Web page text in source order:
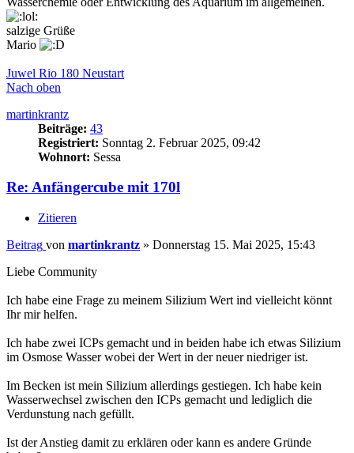
salzige Grüße
Mario
Juwel Rio 180 Neustart
Nach oben
martinkrantz
Beiträge: 43
Registriert: Sonntag 2. Februar 2025, 09:42
Wohnort: Sessa
Re: Anfängercube mit 170l
Zitieren
Beitrag von martinkrantz » Donnerstag 15. Mai 2025, 15:43
Liebe Community
Ich habe eine Frage zu meinem Silizium Wert ind vielleicht könnt
Ihr mir helfen.
Ich habe zwei ICPs gemacht und in beiden habe ich etwas Silizium
im Osmose Wasser wobei der Wert in der neuer niedriger ist.
Im Becken ist mein Silizium allerdings gestiegen. Ich habe kein
Wasserwechsel zwischen den ICPs gemacht und lediglich die
Verdunstung nach gefüllt.
Ist der Anstieg damit zu erklären oder kann es andere Gründe